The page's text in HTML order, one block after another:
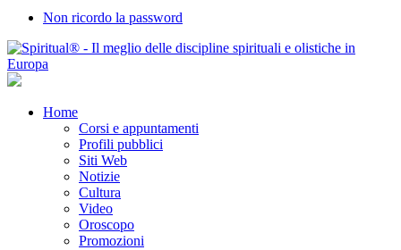
Non ricordo la password
Home
Corsi e appuntamenti
Profili pubblici
Siti Web
Notizie
Cultura
Video
Oroscopo
Promozioni